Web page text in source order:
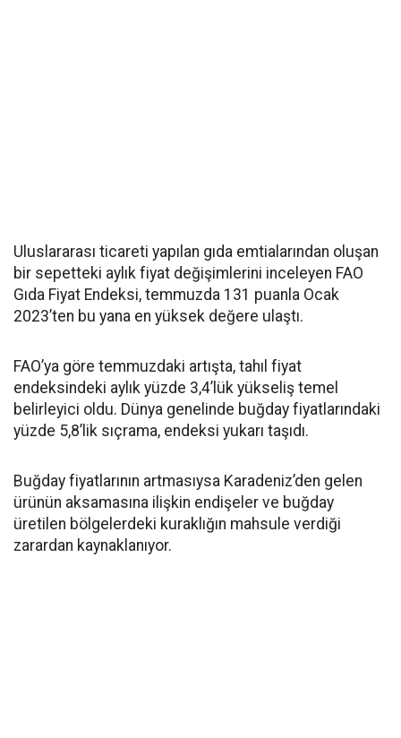
Uluslararası ticareti yapılan gıda emtialarından oluşan
bir sepetteki aylık fiyat değişimlerini inceleyen FAO
Gıda Fiyat Endeksi, temmuzda 131 puanla Ocak
2023’ten bu yana en yüksek değere ulaştı.
FAO’ya göre temmuzdaki artışta, tahıl fiyat
endeksindeki aylık yüzde 3,4’lük yükseliş temel
belirleyici oldu. Dünya genelinde buğday fiyatlarındaki
yüzde 5,8’lik sıçrama, endeksi yukarı taşıdı.
Buğday fiyatlarının artmasıysa Karadeniz’den gelen
ürünün aksamasına ilişkin endişeler ve buğday
üretilen bölgelerdeki kuraklığın mahsule verdiği
zarardan kaynaklanıyor.